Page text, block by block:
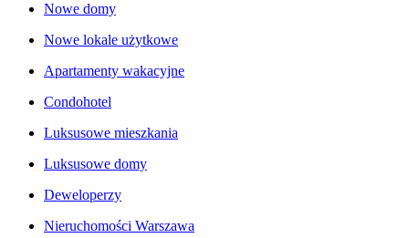
Nowe domy
Nowe lokale użytkowe
Apartamenty wakacyjne
Condohotel
Luksusowe mieszkania
Luksusowe domy
Deweloperzy
Nieruchomości Warszawa